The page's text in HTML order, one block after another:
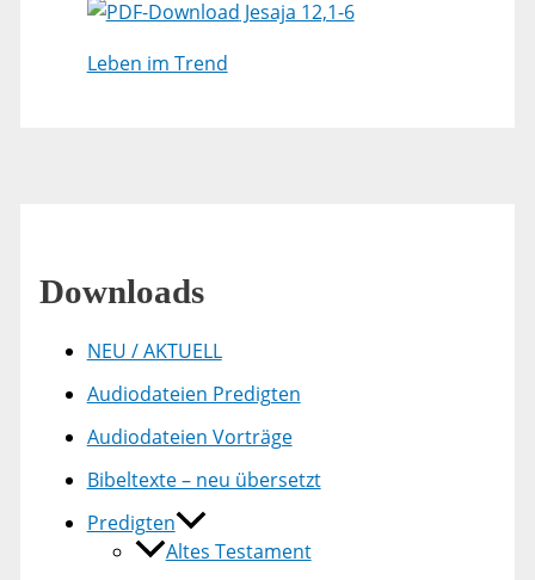
Jesaja 12,1-6
Leben im Trend
Downloads
NEU / AKTUELL
Audiodateien Predigten
Audiodateien Vorträge
Bibeltexte – neu übersetzt
Predigten
Altes Testament